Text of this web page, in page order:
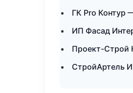
ГК Pro Контур
ИП Фасад
Проект-Строй
СтройАртель